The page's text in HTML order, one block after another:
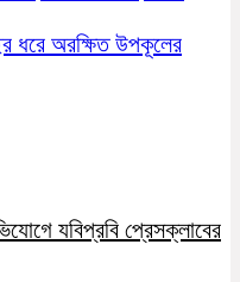
ধরে অরক্ষিত উপকূলের
যবিপ্রবি প্রেসক্লাবের